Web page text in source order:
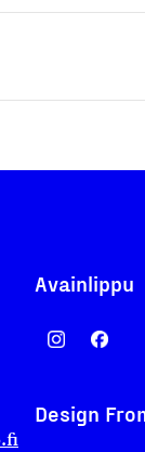
Avainlippu
Design